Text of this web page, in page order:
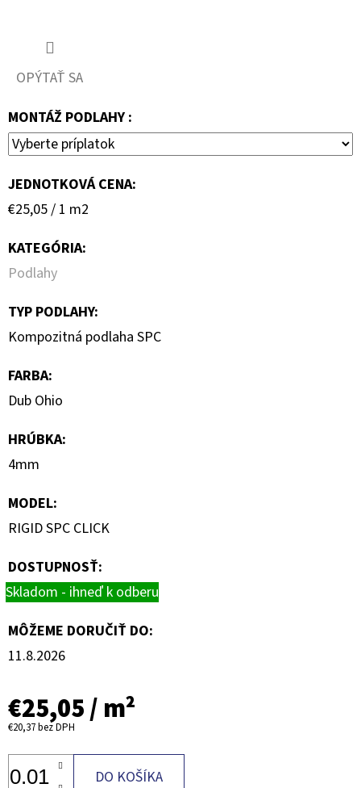
OPÝTAŤ SA
MONTÁŽ PODLAHY :
JEDNOTKOVÁ CENA:
Jednotková
€25,05 / 1 m2
KATEGÓRIA:
Podlahy
TYP PODLAHY:
Kompozitná podlaha SPC
FARBA:
Dub Ohio
HRÚBKA:
4mm
MODEL:
RIGID SPC CLICK
DOSTUPNOSŤ:
Skladom - ihneď k odberu
MÔŽEME DORUČIŤ DO:
11.8.2026
€25,05/ m²
€20,37bez DPH
DO KOŠÍKA